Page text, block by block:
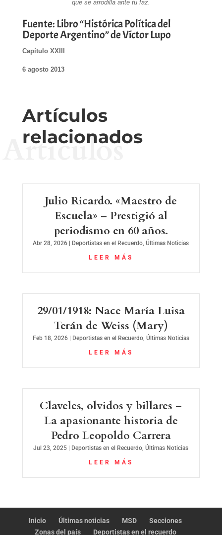
que se arrodilla ante tu faz.
Fuente: Libro “Histórica Política del
Deporte Argentino” de Víctor Lupo
Capítulo XXIII
6 agosto 2013
Artículos
relacionados
Artículos
Julio Ricardo. «Maestro de
Escuela» – Prestigió al
periodismo en 60 años.
Abr 28, 2026 | Deportistas en el Recuerdo,Últimas Noticias
LEER MÁS
29/01/1918: Nace María Luisa
Terán de Weiss (Mary)
Feb 18, 2026| Deportistas en el Recuerdo, Últimas Noticias
LEER MÁS
Claveles, olvidos y billares –
La apasionante historia de
Pedro Leopoldo Carrera
Jul 23, 2025 Deportistas en el Recuerdo,Últimas Noticias
LEER MÁS
Inicio Últimas noticias MSD
Secciones
Zonas del país
Deportistas en el recuerdo